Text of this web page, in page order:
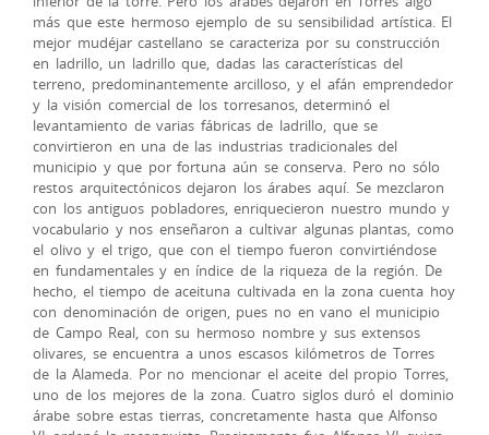
más que este hermoso ejemplo de su sensibilidad artística. El
mejor mudéjar castellano se caracteriza por su construcción
en ladrillo, un ladrillo que, dadas las características del
terreno, predominantemente arcilloso, y el afán emprendedor
y la visión comercial de los torresanos, determinó el
levantamiento de varias fábricas de ladrillo, que se
convirtieron en una de las industrias tradicionales del
municipio y que por fortuna aún se conserva. Pero no sólo
restos arquitectónicos dejaron los árabes aquí. Se mezclaron
con los antiguos pobladores, enriquecieron nuestro mundo y
vocabulario y nos enseñaron a cultivar algunas plantas, como
el olivo y el trigo, que con el tiempo fueron convirtiéndose
en fundamentales y en índice de la riqueza de la región. De
hecho, el tiempo de aceituna cultivada en la zona cuenta hoy
con denominación de origen, pues no en vano el municipio
de Campo Real, con su hermoso nombre y sus extensos
olivares, se encuentra a unos escasos kilómetros de Torres
de la Alameda. Por no mencionar el aceite del propio Torres,
uno de los mejores de la zona. Cuatro siglos duró el dominio
árabe sobre estas tierras, concretamente hasta que Alfonso